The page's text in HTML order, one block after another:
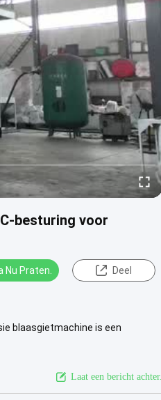
besturing voor
Nu Praten. Deel
blaasgietmachine is een
Laat een bericht achter.